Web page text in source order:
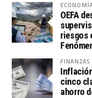
OEFA
riesgos
FINANZAS
cinco
ahorro